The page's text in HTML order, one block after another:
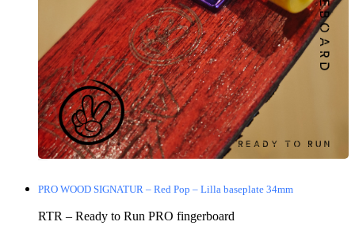
Hver gang du udfører en trick eller en manøvre, vil lyden af disse
hjul ledsage din præstation som en fornøjelig og beroligende musik.
Det er som om, du spiller en lille symfoni med hvert trick, hvilket
tilføjer en ekstra dimension af fornøjelse til dine fingerboarding-
sessioner.
Den Perfekte Balance
Jump Around PRO – High Yellow Fingerboard Hjul er designet til
at tilbyde den perfekte balance mellem stil og præstation. Deres
gennemsigtige, farverige design tilføjer en unik æstetisk til dit
leverer de high-speed kuglelejer og en fantastisk lyd, der giver dig
PRO WOOD SIGNATUR – Red Pop – Lilla baseplate 34mm
RTR – Ready to Run PRO fingerboard